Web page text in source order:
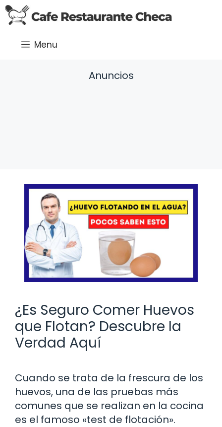
Saltar
al
Menu
Anuncios
¿Es Seguro Comer Huevos
que Flotan? Descubre la
Verdad Aquí
Cuando se trata de la frescura de los
huevos, una de las pruebas más
comunes que se realizan en la cocina
es el famoso «test de flotación».